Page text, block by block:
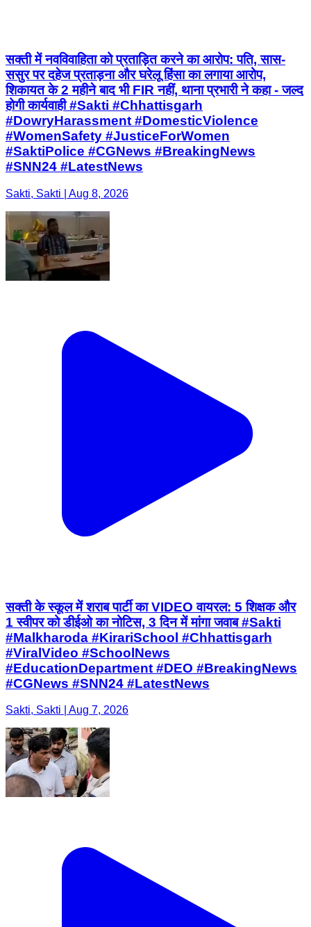
सक्ती में नवविवाहिता को प्रताड़ित करने का आरोप: पति, सास-
ससुर पर दहेज प्रताड़ना और घरेलू हिंसा का लगाया आरोप,
शिकायत के 2 महीने बाद भी FIR नहीं, थाना प्रभारी ने कहा - जल्द
होगी कार्यवाही #Sakti #Chhattisgarh
#DowryHarassment #DomesticViolence
#WomenSafety #JusticeForWomen
#SaktiPolice #CGNews #BreakingNews
#SNN24 #LatestNews
Sakti, Sakti | Aug 8, 2026
सक्ती के स्कूल में शराब पार्टी का VIDEO वायरल: 5 शिक्षक और
1 स्वीपर को डीईओ का नोटिस, 3 दिन में मांगा जवाब #Sakti
#Malkharoda #KirariSchool #Chhattisgarh
#ViralVideo #SchoolNews
#EducationDepartment #DEO #BreakingNews
#CGNews #SNN24 #LatestNews
Sakti, Sakti | Aug 7, 2026